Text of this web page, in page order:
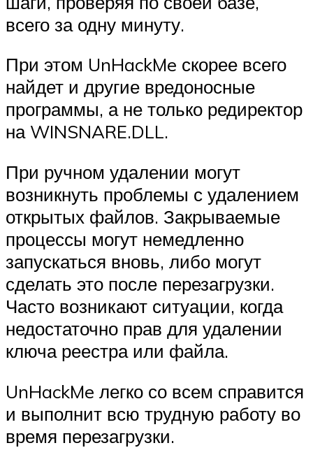
всего за одну минуту.
При этом UnHackMe скорее всего
найдет и другие вредоносные
программы, а не только редиректор
на WINSNARE.DLL.
При ручном удалении могут
возникнуть проблемы с удалением
открытых файлов. Закрываемые
процессы могут немедленно
запускаться вновь, либо могут
сделать это после перезагрузки.
Часто возникают ситуации, когда
недостаточно прав для удалении
ключа реестра или файла.
UnHackMe легко со всем справится
и выполнит всю трудную работу во
время перезагрузки.